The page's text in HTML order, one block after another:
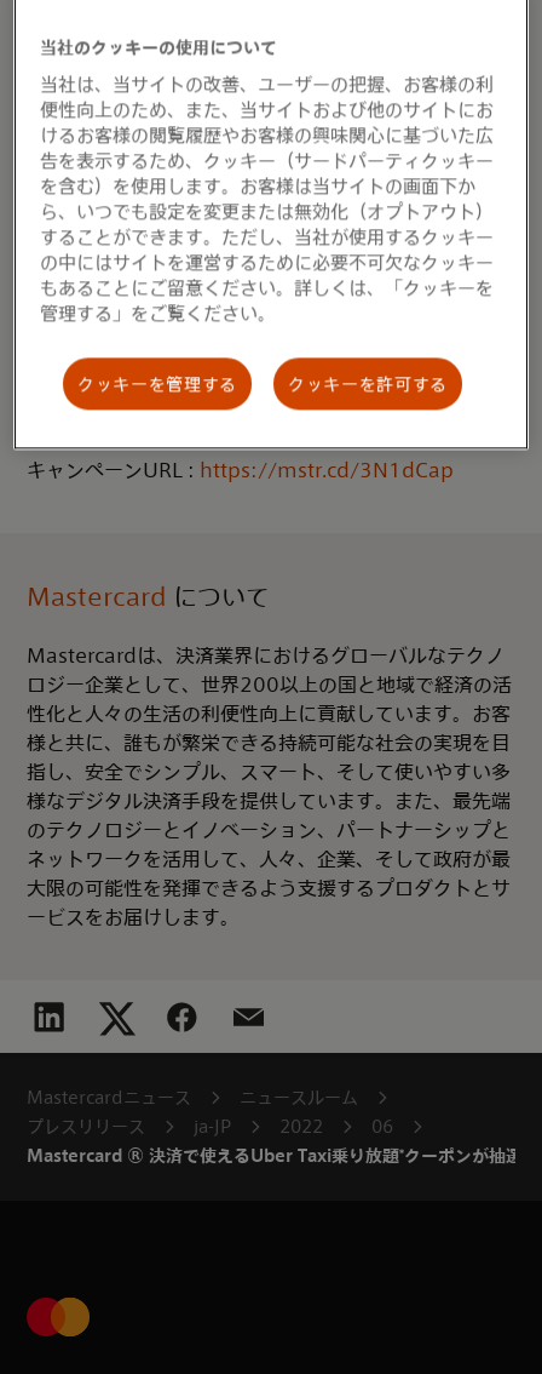
* Uber Taxi の乗車料金が2,500円まで無料になるクー
ポンを期間中最大20回分（総額50,000円）付与。
■Uber Taxi初回と2回目ご乗車限定！
Mastercard®決済でUber Taxi各回 最大2,000円オフ
クーポンプレゼントキャンペーン
応募期間：2022年6月27日（月）～ 2022年8月15日
（月）23:55
応募方法：乗車前にプロモーションコードを入力し
Mastercard®で決済
プロモーションコード：UBMCJ1
対象者：初めてUber Taxiをご利用の方
※乗車依頼前に必ずプロモーションコードを入れ、支払
いを「Mastercard」に設定してご乗車ください。
キャンペーンURL : https://mstr.cd/3N1dCap
Mastercard について
Mastercardは、決済業界におけるグローバルなテクノ
ロジー企業として、世界200以上の国と地域で経済の活
性化と人々の生活の利便性向上に貢献しています。お客
様と共に、誰もが繁栄できる持続可能な社会の実現を目
指し、安全でシンプル、スマート、そして使いやすい多
様なデジタル決済手段を提供しています。また、最先端
のテクノロジーとイノベーション、パートナーシップと
ネットワークを活用して、人々、企業、そして政府が最
大限の可能性を発揮できるよう支援するプロダクトとサ
ービスをお届けします。
Mastercardニュース
ニュースルーム
プレスリリース
ja-JP 2022
06
Mastercard ® 決済で使えるUber Taxi乗り放題*クーポンが抽選
当社のクッキーの使用について
当社は、当サイトの改善、ユーザーの把握、お客様の利
便性向上のため、また、当サイトおよび他のサイトにお
けるお客様の閲覧履歴やお客様の興味関心に基づいた広
告を表示するため、クッキー（サードパーティクッキー
を含む）を使用します。お客様は当サイトの画面下か
ら、いつでも設定を変更または無効化（オプトアウト）
することができます。ただし、当社が使用するクッキー
の中にはサイトを運営するために必要不可欠なクッキー
もあることにご留意ください。詳しくは、「クッキーを
管理する」をご覧ください。
クッキーを許可する
クッキーを管理する